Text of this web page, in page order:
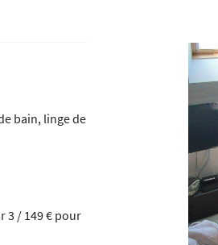
formulaire
bain, linge de
3 / 149 € pour